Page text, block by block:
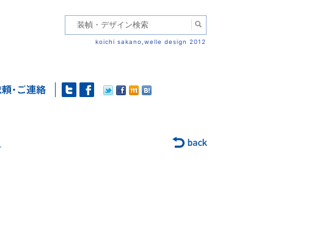
koichi sakano,welle design 2012